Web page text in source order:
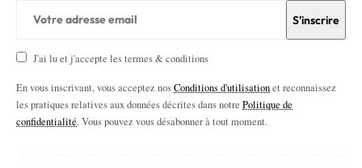
J'ai lu et j'accepte les termes & conditions
En vous inscrivant, vous acceptez nosConditions d'utilisationet reconnaissez
les pratiques relatives aux données décrites dans notre Politique de
confidentialité. Vous pouvez vous désabonner à tout moment.